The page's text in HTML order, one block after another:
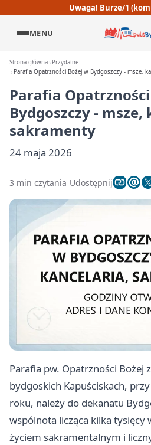
Uwaga! Burze/1
MENU
Strona główna
Przydatne
Parafia Opatrzności Bożej w Bydgoszczy - msze,
Parafia
Bydgoszczy -
sakramenty
24 maja 2026
3 min czytania Udostępnij
Parafia pw. Opatrzności Bożej
bydgoskich Kapuściskach,
roku, należy do dekanatu
wspólnota licząca kilka tysięcy
życiem sakramentalnym i